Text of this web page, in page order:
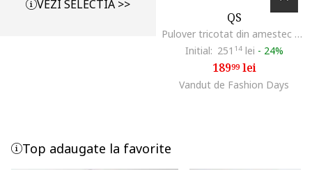
VEZI SELECTIA >>
QS
Pulover tricotat din amestec de bumbac cu guler inalt, Albastru ultramarin
Initial: 251 14lei - 24%
18999lei
Vandut de Fashion Days
Top adaugate la favorite